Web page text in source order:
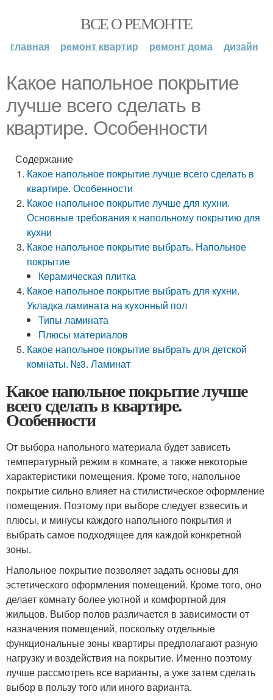
ВСЕ О РЕМОНТЕ
главная ремонт квартир ремонт дома дизайн
Какое напольное покрытие
лучше всего сделать в
квартире. Особенности
Содержание
Какое напольное покрытие лучше всего сделать в
квартире. Особенности
Какое напольное покрытие лучше для кухни.
Основные требования к напольному покрытию для
кухни
Какое напольное покрытие выбрать. Напольное
покрытие
Керамическая плитка
Какое напольное покрытие выбрать для кухни.
Укладка ламината на кухонный пол
Типы ламината
Плюсы материалов
Какое напольное покрытие выбрать для детской
комнаты. №3. Ламинат
Какое напольное покрытие лучше
всего сделать в квартире.
Особенности
От выбора напольного материала будет зависеть
температурный режим в комнате, а также некоторые
характеристики помещения. Кроме того, напольное
покрытие сильно влияет на стилистическое оформление
помещения. Поэтому при выборе следует взвесить и
плюсы, и минусы каждого напольного покрытия и
выбрать самое подходящее для каждой конкретной
зоны.
Напольное покрытие позволяет задать основы для
эстетического оформления помещений. Кроме того, оно
делает комнату более уютной и комфортной для
жильцов. Выбор полов различается в зависимости от
назначения помещений, поскольку отдельные
функциональные зоны квартиры предполагают разную
нагрузку и воздействия на покрытие. Именно поэтому
лучше рассмотреть все варианты, а уже затем сделать
выбор в пользу того или иного варианта.